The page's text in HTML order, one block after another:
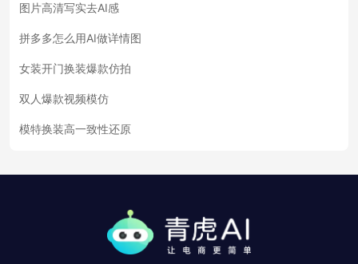
图片高清写实去AI感
拼多多怎么用AI做详情图
女装开门换装爆款仿拍
双人爆款视频模仿
模特换装高一致性还原